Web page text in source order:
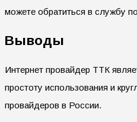
можете обратиться в службу
Выводы
Интернет провайдер ТТК
простоту использования и
провайдеров в России.